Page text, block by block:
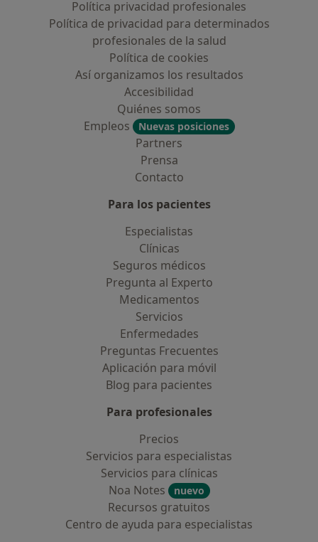
Política privacidad profesionales
Política de privacidad para determinados
profesionales de la salud
Política de cookies
Así organizamos los resultados
Accesibilidad
Quiénes somos
Empleos
Nuevas posiciones
Partners
Prensa
Contacto
Para los pacientes
Especialistas
Clínicas
Seguros médicos
Pregunta al Experto
Medicamentos
Servicios
Enfermedades
Preguntas Frecuentes
Aplicación para móvil
Blog para pacientes
Para profesionales
Precios
Servicios para especialistas
Servicios para clínicas
Noa Notes
nuevo
Recursos gratuitos
Centro de ayuda para especialistas